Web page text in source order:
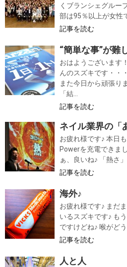
くブランシェグルー
部は95％以上が女性
記事を読む
“簡単な事”が難
おはようございます
んのスズキです・・
また今日から頑張り
「結...
記事を読む
ネイル業界の「
お疲れ様です♪ 本日
Powerを充電できま
ぁ、良いね♪ 「熱さ
記事を読む
海外♪
お疲れ様です♪ まだ
いるスズキです♪ も
ですけどね♪ 喉がどう
記事を読む
人と人